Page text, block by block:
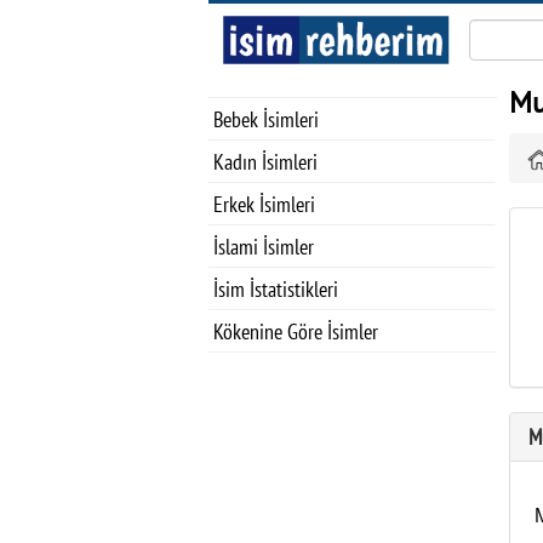
Bebek İsimleri
Kadın İsimleri
Erkek İsimleri
İslami İsimler
İsim İstatistikleri
Kökenine Göre İsimler